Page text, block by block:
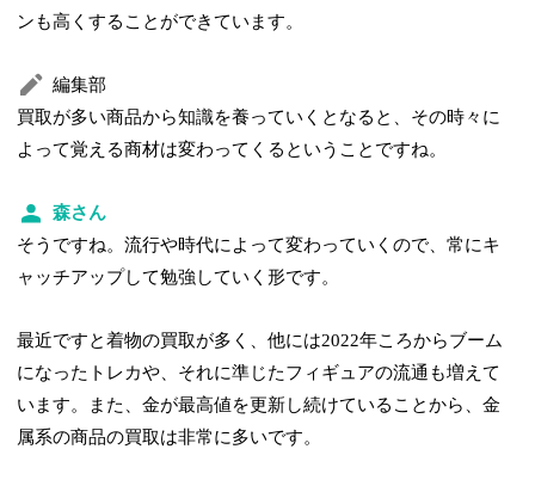
ンも高くすることができています。
編集部
買取が多い商品から知識を養っていくとなると、その時々に
よって覚える商材は変わってくるということですね。
森さん
そうですね。流行や時代によって変わっていくので、常にキ
ャッチアップして勉強していく形です。
最近ですと着物の買取が多く、他には2022年ころからブーム
になったトレカや、それに準じたフィギュアの流通も増えて
います。また、金が最高値を更新し続けていることから、金
属系の商品の買取は非常に多いです。